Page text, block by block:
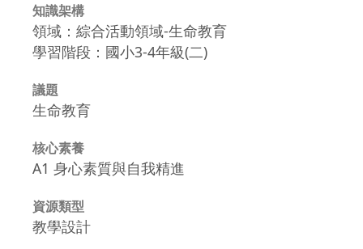
知識架構
領域：綜合活動領域-生命教育
學習階段：國小3-4年級(二)
議題
生命教育
核心素養
A1 身心素質與自我精進
資源類型
教學設計